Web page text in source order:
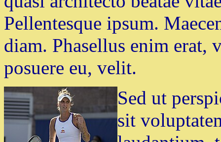
Pellentesque ipsum.
diam. Phasellus enim erat,
posuere eu, velit.
Sed ut
sit